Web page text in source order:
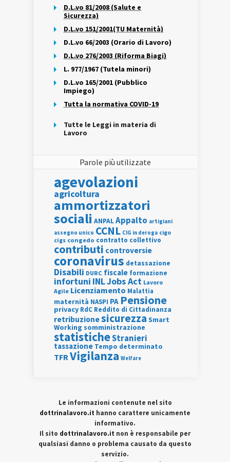
D.L.vo 81/2008 (Salute e
Sicurezza)
D.L.vo 151/2001(TU Maternità)
D.L.vo 66/2003 (Orario di Lavoro)
D.L.vo 276/2003 (Riforma Biagi)
L. 977/1967 (Tutela minori)
D.L.vo 165/2001 (Pubblico
Impiego)
Tutta la normativa COVID-19
Tutte le Leggi in materia di
Lavoro
Parole più utilizzate
agevolazioni
agricoltura
ammortizzatori
sociali ANPALAppalto artigiani
assegno unico CCNL CIG in deroga cigo
cigs congedo contratto collettivo
contributi controversie
coronavirus detassazione
Disabili DURC fiscale formazione
infortuni INLJobs Act Lavoro
Agile Licenziamento Malattia
maternità NASPI PA Pensione
privacy RdC Reddito di Cittadinanza
retribuzionesicurezza Smart
Working somministrazione
statisticheStranieri
tassazione Tempo determinato
TFRVigilanza Welfare
Le informazioni contenute nel sito
dottrinalavoro.it hanno carattere unicamente
informativo.
Il sito dottrinalavoro.it non è responsabile per
qualsiasi danno o problema causato da questo
servizio.